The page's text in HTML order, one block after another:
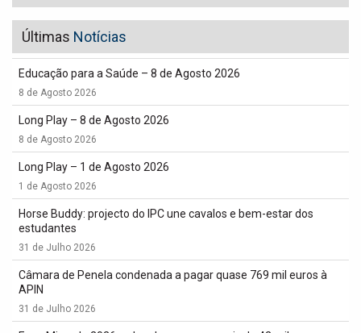
Últimas Notícias
Educação para a Saúde – 8 de Agosto 2026
8 de Agosto 2026
Long Play – 8 de Agosto 2026
8 de Agosto 2026
Long Play – 1 de Agosto 2026
1 de Agosto 2026
Horse Buddy: projecto do IPC une cavalos e bem-estar dos
estudantes
31 de Julho 2026
Câmara de Penela condenada a pagar quase 769 mil euros à
APIN
31 de Julho 2026